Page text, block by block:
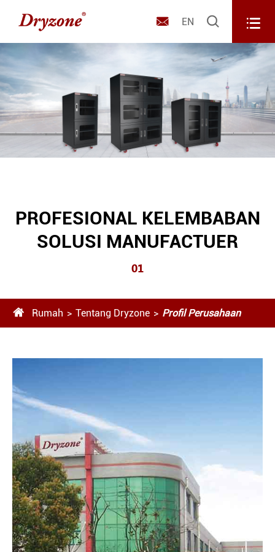
 EN  
PROFESIONAL KELEMBABAN
SOLUSI MANUFACTUER
01
 Rumah Tentang Dryzone Profil Perusahaan